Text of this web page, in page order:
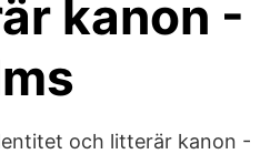
kanon -
och litterär kanon -